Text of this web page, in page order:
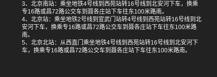
3、北京南站：乘坐地铁4号线到西苑站转16号线到北安河下车，换乘
专16路或昌72路公交车到聂各庄站下车往东100米路南。
4、北京站：乘坐地铁2号线到宣武门站转4号线到西苑站转16号线到北
安河下车，换乘专16路或昌72路公交车到聂各庄站下车往东100米路
南。
5、北京北站：从西直门乘坐地铁4号线到西苑站转16号线到北安河下
车，换乘专16路或昌72路公交车到聂各庄站下车往东100米路南。